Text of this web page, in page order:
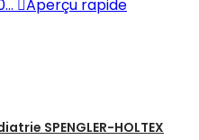
Aperçu rapide
SPENGLER-HOLTEX